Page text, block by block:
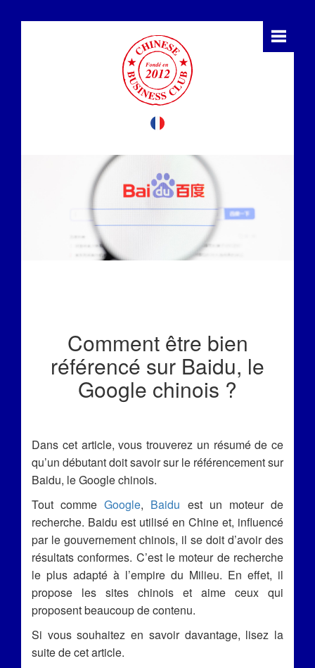
Comment être bien
référencé sur Baidu, le
Google chinois ?
Dans cet article, vous trouverez un résumé de ce
qu’un débutant doit savoir sur le référencement sur
Baidu, le Google chinois.
Tout commeGoogle, Baidu est un moteur de
recherche. Baidu est utilisé en Chine et, influencé
par le gouvernement chinois, il se doit d’avoir des
résultats conformes. C’est le moteur de recherche
le plus adapté à l’empire du Milieu. En effet, il
propose les sites chinois et aime ceux qui
proposent beaucoup de contenu.
Si vous souhaitez en savoir davantage, lisez la
suite de cet article.